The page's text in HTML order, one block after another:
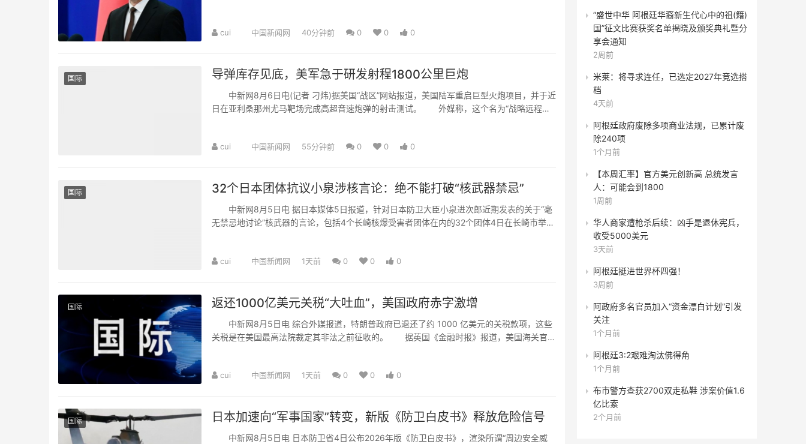
cui 中国新闻网 40分钟前 0 0 0
国际 导弹库存见底，美军急于研发射程1800公里巨炮
中新网8月6日电(记者 刁炜)据美国“战区”网站报道，美国陆军重启巨型火炮项目，并于近
日在亚利桑那州尤马靶场完成高超音速炮弹的射击测试。 外媒称，这个名为“战略远程火
cui 中国新闻网 55分钟前 0 0 0
国际 32个日本团体抗议小泉涉核言论：绝不能打破“核武器禁忌”
中新网8月5日电 据日本媒体5日报道，针对日本防卫大臣小泉进次郎近期发表的关于“毫
无禁忌地讨论”核武器的言论，包括4个长崎核爆受害者团体在内的32个团体4日在长崎市举行
cui 中国新闻网 1天前 0 0 0
国际 返还1000亿美元关税“大吐血”，美国政府赤字激增
中新网8月5日电 综合外媒报道，特朗普政府已退还了约 1000 亿美元的关税款项，这些
关税是在美国最高法院裁定其非法之前征收的。 据英国《金融时报》报道，美国海关官员
cui 中国新闻网 1天前 0 0 0
国际 日本加速向“军事国家”转变，新版《防卫白皮书》释放危险信号
中新网8月5日电 日本防卫省4日公布2026年版《防卫白皮书》，渲染所谓“周边安全威
“盛世中华 阿根廷华裔新生代心中的祖(籍)
国”征文比赛获奖名单揭晓及颁奖典礼暨分
享会通知
2周前
米莱：将寻求连任，已选定2027年竞选搭
档
4天前
阿根廷政府废除多项商业法规，已累计废
除240项
1个月前
【本周汇率】官方美元创新高 总统发言
人：可能会到1800
1周前
华人商家遭枪杀后续：凶手是退休宪兵，
收受5000美元
3天前
阿根廷挺进世界杯四强！
3周前
阿政府多名官员加入“资金漂白计划”引发
关注
1个月前
阿根廷3:2艰难淘汰佛得角
1个月前
布市警方查获2700双走私鞋 涉案价值1.6
亿比索
2个月前